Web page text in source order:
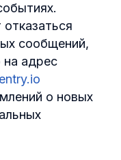
сообщений,
на адрес
о новых